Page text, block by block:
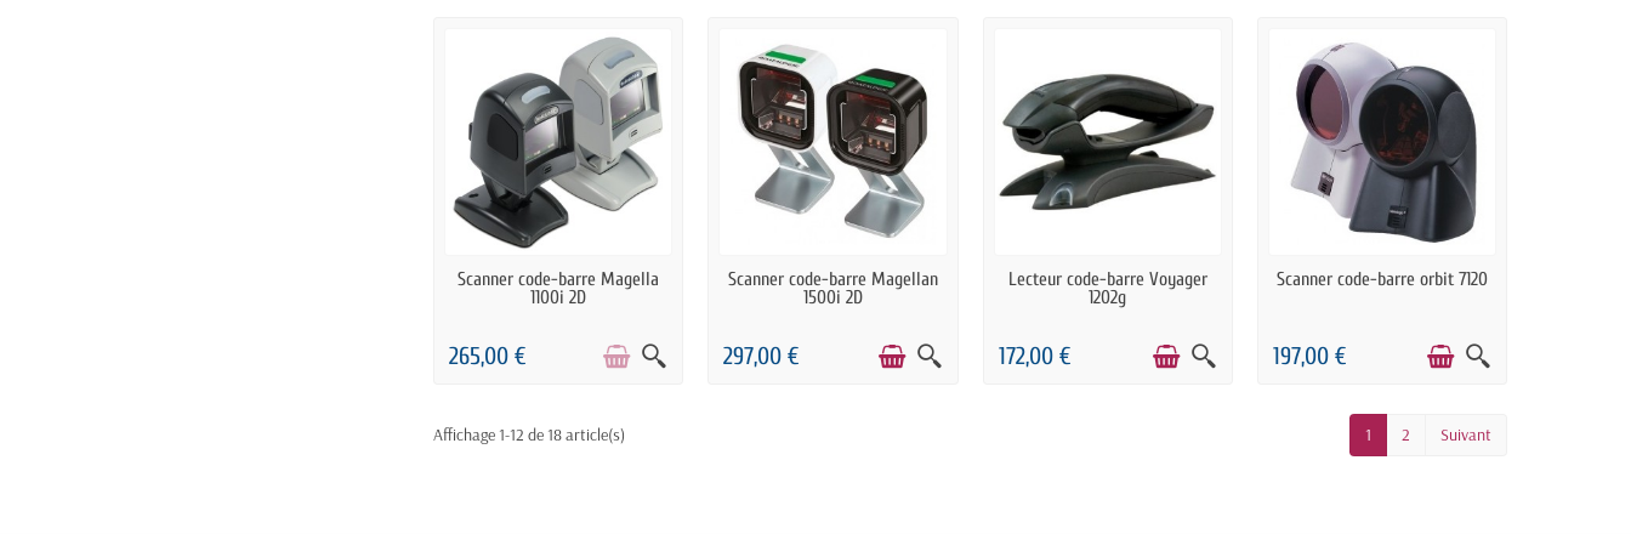
RUPTURE DE STOCK
Scanner code-barre Magella
1100i 2D
265,00 €
PRÉCOMMANDE
Scanner code-barre Magellan
1500i 2D
297,00 €
PRÉCOMMANDE
Lecteur code-barre Voyager
1202g
172,00 €
DERNIERS ARTICLES EN STOCK
Scanner code-barre orbit 7120
197,00 €
Affichage 1-12 de 18 article(s) 1 2 Suivant